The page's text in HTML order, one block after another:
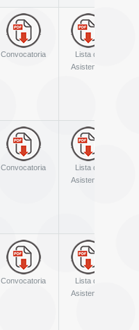
Convocatoria
Lista de
Asistencia
Convocatoria
Lista de
Asistencia
Convocatoria
Lista de
Asistencia